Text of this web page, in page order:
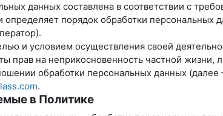
данных составлена в соответствии с
порядок обработки
и условием осуществления своей
прав на неприкосновенность частной жизни,
обработки персональных данных
.
в Политике